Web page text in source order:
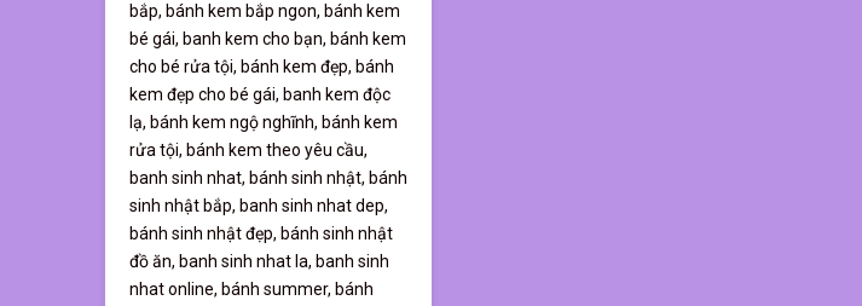
bắp, bánh kem bắp ngon, bánh kem
bé gái, banh kem cho bạn, bánh kem
cho bé rửa tội, bánh kem đẹp, bánh
kem đẹp cho bé gái, banh kem độc
lạ, bánh kem ngộ nghĩnh, bánh kem
rửa tội, bánh kem theo yêu cầu,
banh sinh nhat, bánh sinh nhật, bánh
sinh nhật bắp, banh sinh nhat dep,
bánh sinh nhật đẹp, bánh sinh nhật
đồ ăn, banh sinh nhat la, banh sinh
nhat online, bánh summer, bánh